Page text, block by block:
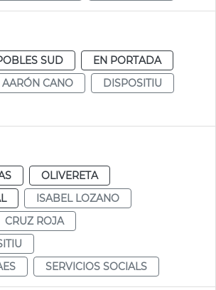
SUD
EN PORTADA
AARÓN CANO
DISPOSITIU
OLIVERETA
ISABEL LOZANO
CRUZ ROJA
SERVICIOS SOCIALS